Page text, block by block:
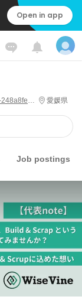
Open in app
https://wisevine-recruit.notion.site/WiseVine-248a8fe146e781e3bf66dbf4035ac69e 愛媛県
Job postings